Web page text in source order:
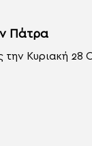
Πάτρα
Κυριακή 28